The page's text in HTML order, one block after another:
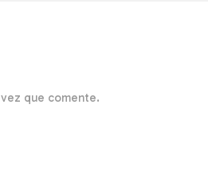
que comente.